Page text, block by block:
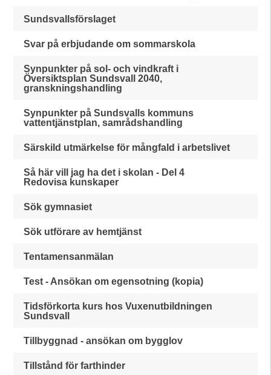
Sundsvallsförslaget
Svar på erbjudande om sommarskola
Synpunkter på sol- och vindkraft i
Översiktsplan Sundsvall 2040,
granskningshandling
Synpunkter på Sundsvalls kommuns
vattentjänstplan, samrådshandling
Särskild utmärkelse för mångfald i arbetslivet
Så här vill jag ha det i skolan - Del 4
Redovisa kunskaper
Sök gymnasiet
Sök utförare av hemtjänst
Tentamensanmälan
Test - Ansökan om egensotning (kopia)
Tidsförkorta kurs hos Vuxenutbildningen
Sundsvall
Tillbyggnad - ansökan om bygglov
Tillstånd för farthinder